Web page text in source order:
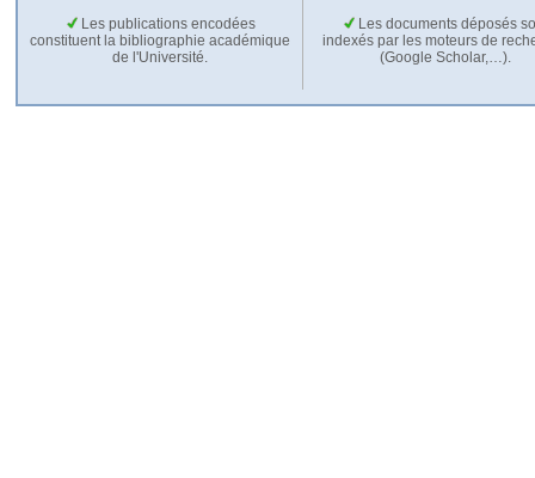
Les publications encodées
constituent la bibliographie académique
de l'Université.
Les documents déposés
indexés par les moteurs de
(Google Scholar,…).